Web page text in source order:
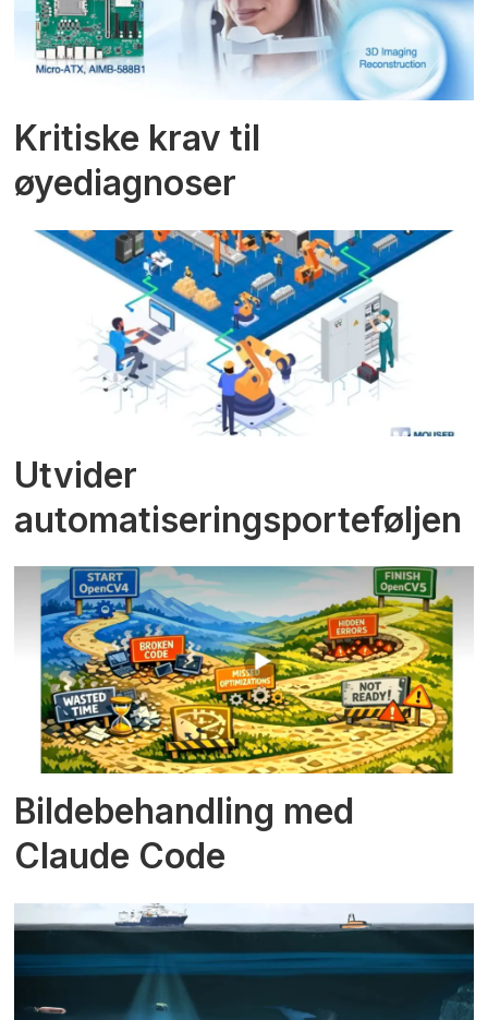
Kritiske krav til
øyediagnoser
Utvider
automatiseringsporteføljen
Bildebehandling med
Claude Code